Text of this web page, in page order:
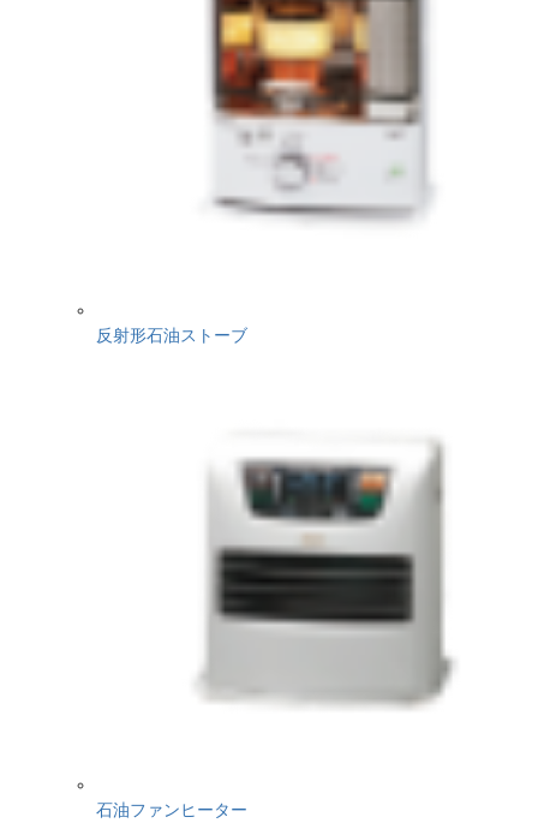
反射形石油ストーブ
石油ファンヒーター